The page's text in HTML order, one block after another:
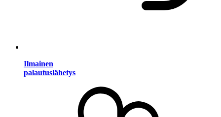
Ilmainen
palautuslähetys